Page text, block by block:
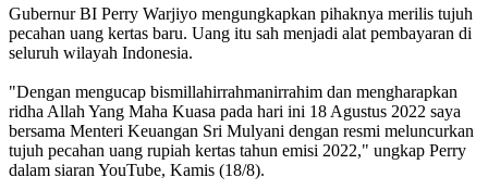
Gubernur BI Perry Warjiyo mengungkapkan pihaknya merilis tujuh
pecahan uang kertas baru. Uang itu sah menjadi alat pembayaran di
seluruh wilayah Indonesia.
"Dengan mengucap bismillahirrahmanirrahim dan mengharapkan
ridha Allah Yang Maha Kuasa pada hari ini 18 Agustus 2022 saya
bersama Menteri Keuangan Sri Mulyani dengan resmi meluncurkan
tujuh pecahan uang rupiah kertas tahun emisi 2022," ungkap Perry
dalam siaran YouTube, Kamis (18/8).